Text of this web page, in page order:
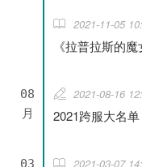
2021-11-05
《拉普拉斯的魔
08
月
2021-08-16
2021跨服大名单
03
2021-03-07